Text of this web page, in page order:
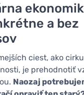
a bez
ciest, ako
je prehodnotiť
Naozaj